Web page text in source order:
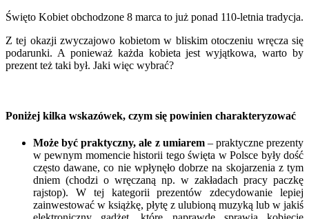
Święto Kobiet obchodzone 8 marca to już ponad 110-letnia tradycja.
Z tej okazji zwyczajowo kobietom w bliskim otoczeniu wręcza się
podarunki. A ponieważ każda kobieta jest wyjątkowa, warto by
prezent też taki był. Jaki więc wybrać?
Poniżej kilka wskazówek, czym się powinien charakteryzować
Może być praktyczny, ale z umiarem– praktyczne prezenty
w pewnym momencie historii tego święta w Polsce były dość
często dawane, co nie wpłynęło dobrze na skojarzenia z tym
dniem (chodzi o wręczaną np. w zakładach pracy paczkę
rajstop). W tej kategorii prezentów zdecydowanie lepiej
zainwestować w książkę, płytę z ulubioną muzyką lub w jakiś